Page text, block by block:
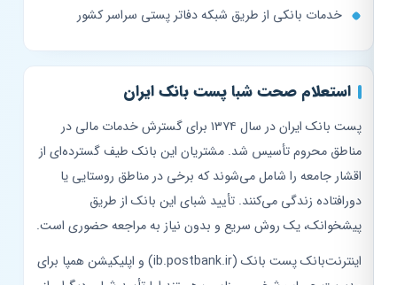
خدمات بانکی از طریق شبکه دفاتر پستی سراسر کشور
استعلام صحت شبا پست بانک ایران
پست بانک ایران در سال ۱۳۷۴ برای گسترش خدمات مالی در
مناطق محروم تأسیس شد. مشتریان این بانک طیف گسترده‌ای از
اقشار جامعه را شامل می‌شوند که برخی در مناطق روستایی یا
دورافتاده زندگی می‌کنند. تأیید شبای این بانک از طریق
پیشخوانک، یک روش سریع و بدون نیاز به مراجعه حضوری است.
اینترنت‌بانک پست بانک (ib.postbank.ir) و اپلیکیشن همپا برای